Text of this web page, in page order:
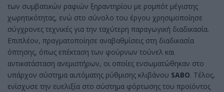
των συμβατικών ραφιών ξηραντηρίου με ρομπότ μέγιστης
χωρητικότητας, ενώ στο σύνολο του έργου χρησιμοποίησε
σύγχρονες τεχνικές για την ταχύτερη παραγωγική διαδικασία.
Επιπλέον, πραγματοποίησε αναβαθμίσεις στη διαδικασία
όπτησης, όπως επέκταση των φούρνων τούνελ και
αντικατάσταση ανεμιστήρων, οι οποίες ενσωματώθηκαν στο
υπάρχον σύστημα αυτόματης ρύθμισης κλιβάνου SABO. Τέλος,
ενίσχυσε την ευελιξία στο σύστημα φόρτωσης του προϊόντος